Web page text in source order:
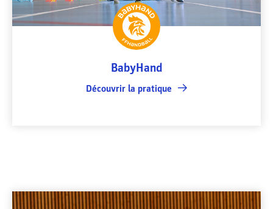
BabyHand
Découvrir la pratique